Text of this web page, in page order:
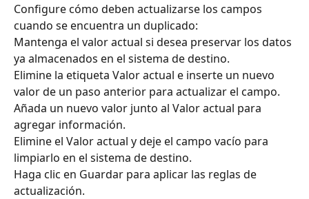
Configure cómo deben actualizarse los campos
cuando se encuentra un duplicado:
Mantenga el valor actual si desea preservar los datos
ya almacenados en el sistema de destino.
Elimine la etiqueta Valor actual e inserte un nuevo
valor de un paso anterior para actualizar el campo.
Añada un nuevo valor junto al Valor actual para
agregar información.
Elimine el Valor actual y deje el campo vacío para
limpiarlo en el sistema de destino.
Haga clic en Guardar para aplicar las reglas de
actualización.